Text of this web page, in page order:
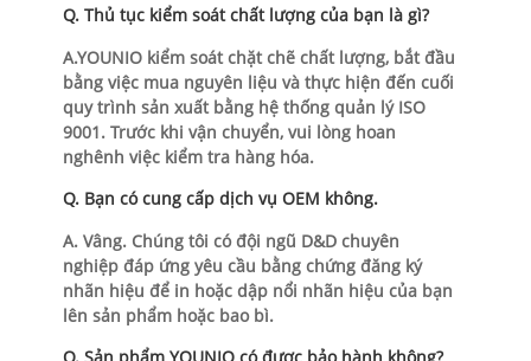
Q. Thủ tục kiểm soát chất lượng của bạn là gì?
A.YOUNIO kiểm soát chặt chẽ chất lượng, bắt đầu
bằng việc mua nguyên liệu và thực hiện đến cuối
quy trình sản xuất bằng hệ thống quản lý ISO
9001. Trước khi vận chuyển, vui lòng hoan
nghênh việc kiểm tra hàng hóa.
Q. Bạn có cung cấp dịch vụ OEM không.
A. Vâng. Chúng tôi có đội ngũ D&D chuyên
nghiệp đáp ứng yêu cầu bằng chứng đăng ký
nhãn hiệu để in hoặc dập nổi nhãn hiệu của bạn
lên sản phẩm hoặc bao bì.
Q. Sản phẩm YOUNIO có được bảo hành không?